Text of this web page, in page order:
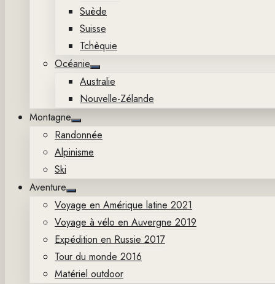
Suède
Suisse
Tchèquie
Océanie
Show
sub
menu
Australie
Nouvelle-Zélande
Montagne
Show
sub
menu
Randonnée
Alpinisme
Ski
Aventure
Show
sub
Voyage en Amérique latine 2021
Voyage à vélo en Auvergne 2019
Expédition en Russie 2017
Tour du monde 2016
Matériel outdoor